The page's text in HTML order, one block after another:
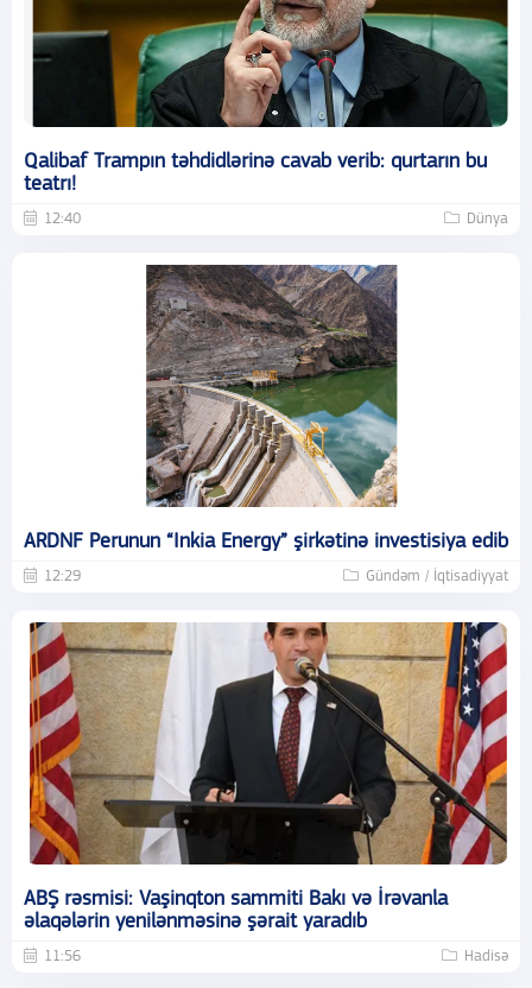
Qalibaf Trampın təhdidlərinə cavab verib: qurtarın bu
teatrı!
12:40 Dünya
ARDNF Perunun “Inkia Energy” şirkətinə investisiya edib
12:29 Gündəm / İqtisadiyyat
ABŞ rəsmisi: Vaşinqton sammiti Bakı və İrəvanla
əlaqələrin yenilənməsinə şərait yaradıb
11:56 Hadisə